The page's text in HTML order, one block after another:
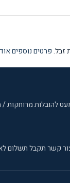
פרטים נוספים
להובלות מרוחקות /
קשר תקבל תשלום